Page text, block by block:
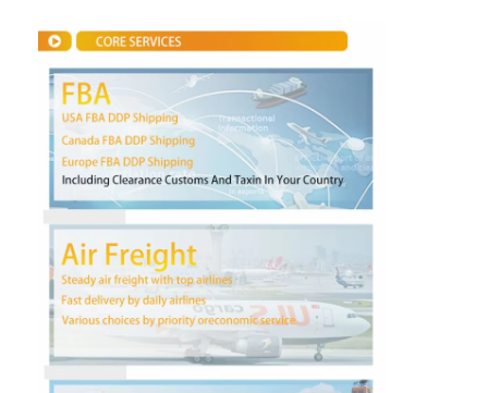
ホーム
製品
企業情報
会社案内
品質管理